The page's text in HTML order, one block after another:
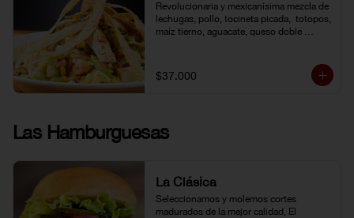
Revolucionaria y mexicanísima mezcla de
lechugas, pollo, tocineta picada,  totopos,
maíz tierno, aguacate, queso doble
$37.000
Las Hamburguesas
La Clásica
Seleccionamos y molemos cortes
madurados de la mejor calidad, El